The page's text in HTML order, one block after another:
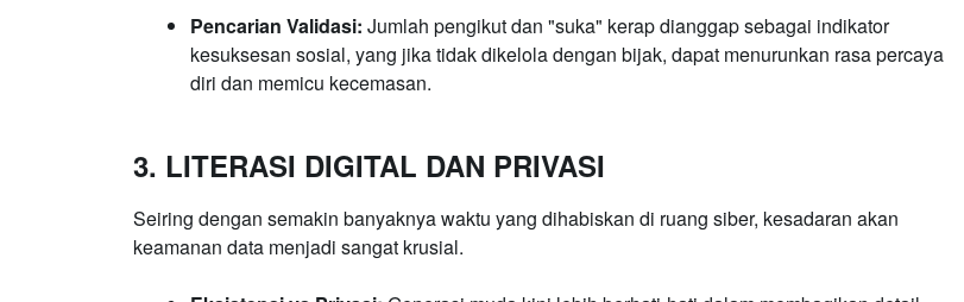
Pencarian Validasi: Jumlah pengikut dan "suka" kerap dianggap sebagai indikator
kesuksesan sosial, yang jika tidak dikelola dengan bijak, dapat menurunkan rasa percaya
diri dan memicu kecemasan.
3. LITERASI DIGITAL DAN PRIVASI
Seiring dengan semakin banyaknya waktu yang dihabiskan di ruang siber, kesadaran akan
keamanan data menjadi sangat krusial.